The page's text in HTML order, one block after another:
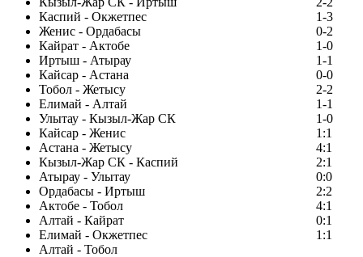
Каспий - Окжетпес
1-3
Женис - Ордабасы
0-2
Кайрат - Актобе
1-0
Иртыш - Атырау
1-1
Кайсар - Астана
0-0
Тобол - Жетысу
2-2
Елимай - Алтай
1-1
Улытау - Кызыл-Жар СК
1-0
Кайсар - Женис
1:1
Астана - Жетысу
4:1
Кызыл-Жар СК - Каспий
2:1
Атырау - Улытау
0:0
Ордабасы - Иртыш
2:2
Актобе - Тобол
4:1
Алтай - Кайрат
0:1
Елимай - Окжетпес
1:1
Алтай - Тобол